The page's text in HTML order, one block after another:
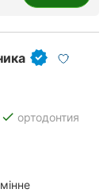
done ортодонтия